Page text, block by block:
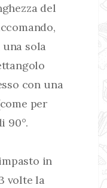
del
sola
con una
per
90°.
in
volte la